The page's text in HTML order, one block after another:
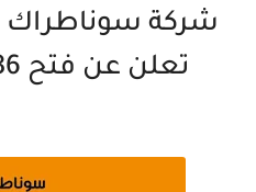
تعلن عن فتح 86 منصب عمل